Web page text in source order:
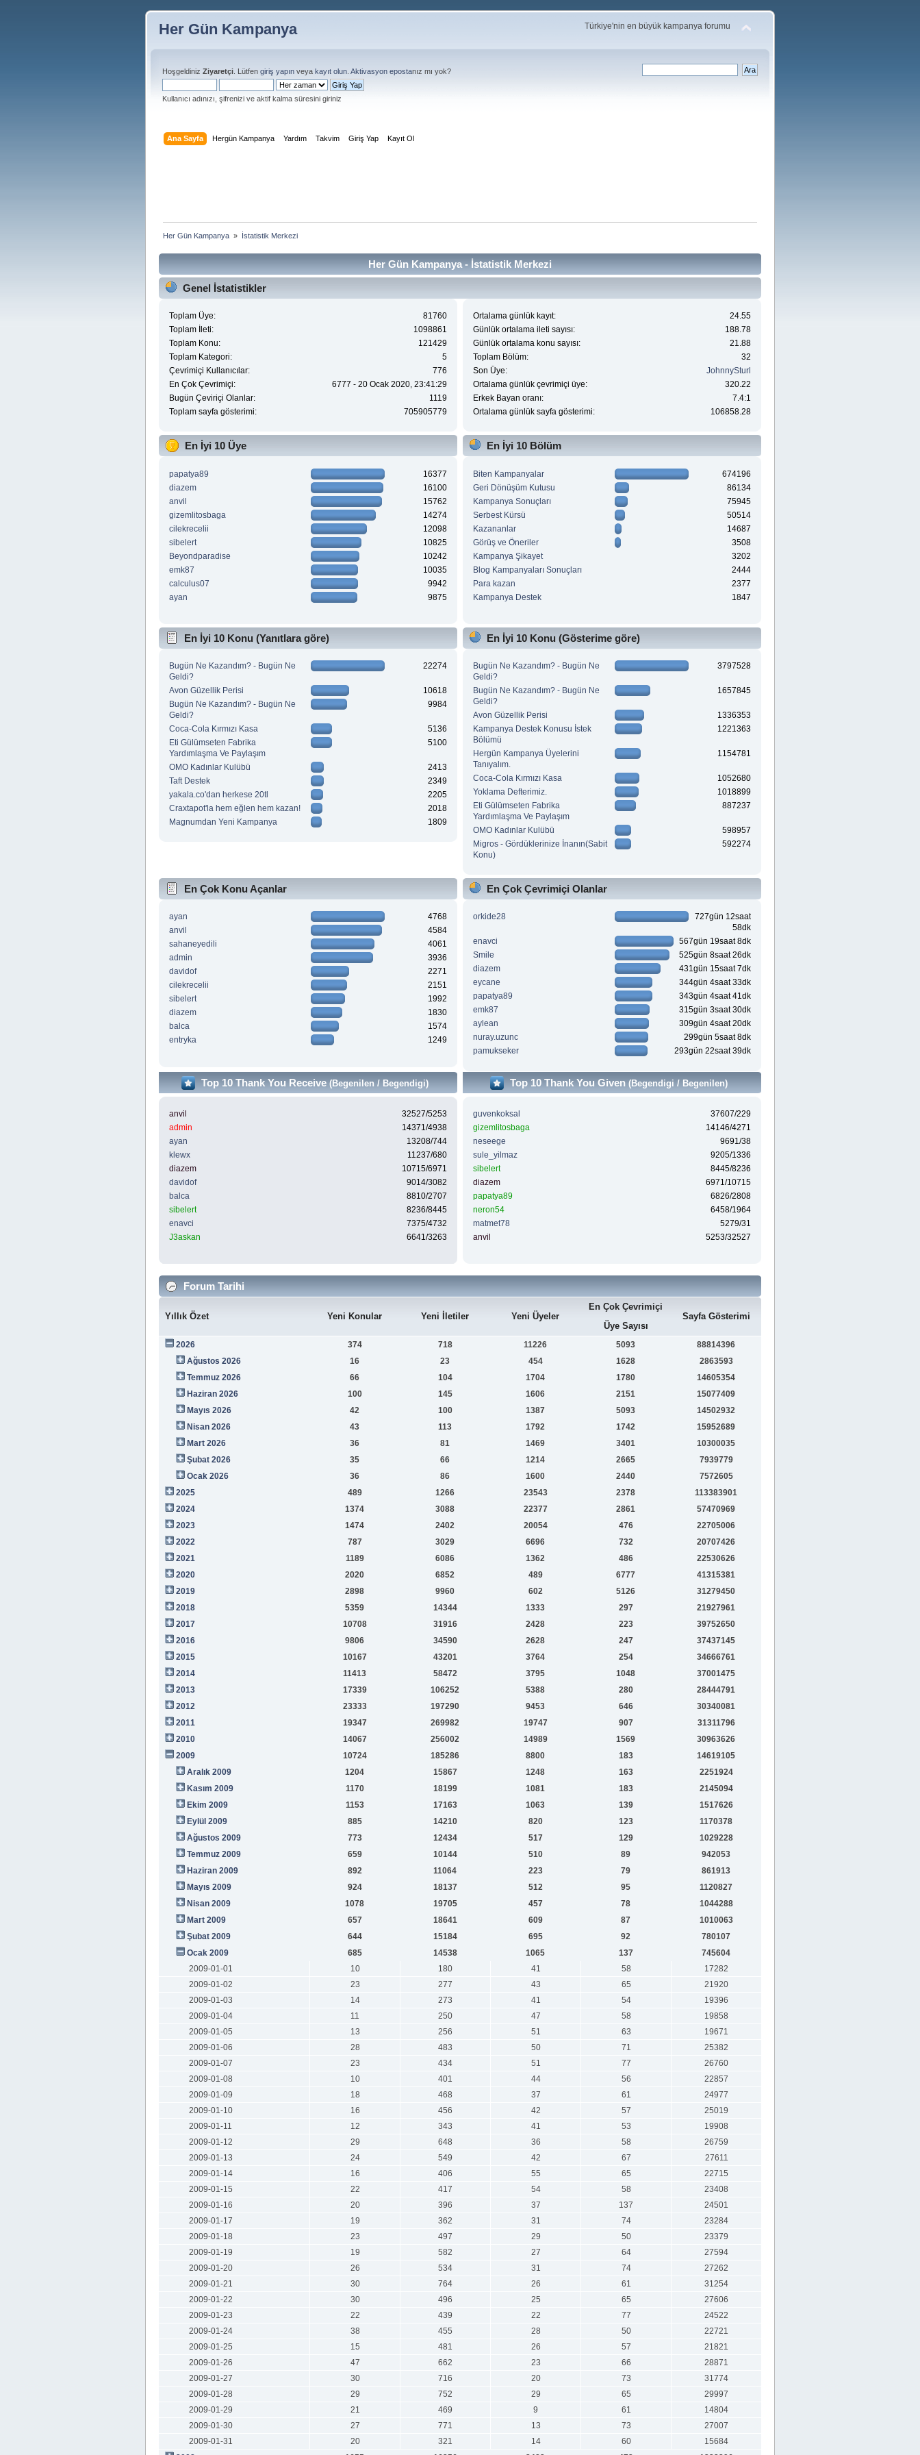
Her Gün Kampanya Türkiye'nin en büyük kampanya forumu
Hoşgeldiniz Ziyaretçi . Lütfen giriş yapın veya kayıt olun Aktivasyon epostanız mı yok?
Kullanıcı adınızı, şifrenizi ve aktif kalma süresini giriniz
Ana Sayfa Hergün Kampanya Yardım Takvim Giriş Yap Kayıt Ol
Her Gün Kampanya » İstatistik Merkezi
Her Gün Kampanya - İstatistik Merkezi
Genel İstatistikler
Toplam Üye:
81760
Toplam İleti:
1098861
Toplam Konu:
121429
Toplam Kategori:
5
Çevrimiçi Kullanıcılar:
776
En Çok Çevrimiçi:
6777 - 20 Ocak 2020, 23:41:29
Bugün Çeviriçi Olanlar:
1119
Toplam sayfa gösterimi:
705905779
Ortalama günlük kayıt:
24.55
Günlük ortalama ileti sayısı:
188.78
Günlük ortalama konu sayısı:
21.88
Toplam Bölüm:
32
Son Üye:
JohnnySturl
Ortalama günlük çevrimiçi üye:
320.22
Erkek Bayan oranı:
7.4:1
Ortalama günlük sayfa gösterimi:
106858.28
En İyi 10 Üye
papatya89
16377
diazem
16100
anvil
15762
gizemlitosbaga
14274
cilekrecelii
12098
sibelert
10825
Beyondparadise
10242
emk87
10035
calculus07
9942
ayan
9875
En İyi 10 Bölüm
Biten Kampanyalar
674196
Geri Dönüşüm Kutusu
86134
Kampanya Sonuçları
75945
Serbest Kürsü
50514
Kazananlar
14687
Görüş ve Öneriler
3508
Kampanya Şikayet
3202
Blog Kampanyaları Sonuçları
2444
Para kazan
2377
Kampanya Destek
1847
En İyi 10 Konu (Yanıtlara göre)
Bugün Ne Kazandım? - Bugün Ne
Geldi?
22274
Avon Güzellik Perisi
10618
Bugün Ne Kazandım? - Bugün Ne
Geldi?
9984
Coca-Cola Kırmızı Kasa
5136
Eti Gülümseten Fabrika
Yardımlaşma Ve Paylaşım
5100
OMO Kadınlar Kulübü
2413
Taft Destek
2349
yakala.co'dan herkese 20tl
2205
Craxtapot'la hem eğlen hem kazan!
2018
Magnumdan Yeni Kampanya
1809
En İyi 10 Konu (Gösterime göre)
Bugün Ne Kazandım? - Bugün Ne
Geldi?
3797528
Bugün Ne Kazandım? - Bugün Ne
Geldi?
1657845
Avon Güzellik Perisi
1336353
Kampanya Destek Konusu İstek
Bölümü
1221363
Hergün Kampanya Üyelerini
Tanıyalım.
1154781
Coca-Cola Kırmızı Kasa
1052680
Yoklama Defterimiz.
1018899
Eti Gülümseten Fabrika
Yardımlaşma Ve Paylaşım
887237
OMO Kadınlar Kulübü
598957
Migros - Gördüklerinize İnanın(Sabit
Konu)
592274
En Çok Konu Açanlar
ayan
4768
anvil
4584
sahaneyedili
4061
admin
3936
davidof
2271
cilekrecelii
2151
sibelert
1992
diazem
1830
balca
1574
entryka
1249
En Çok Çevrimiçi Olanlar
orkide28
727gün 12saat
58dk
enavci
567gün 19saat 8dk
Smile
525gün 8saat 26dk
diazem
431gün 15saat 7dk
eycane
344gün 4saat 33dk
papatya89
343gün 4saat 41dk
emk87
315gün 3saat 30dk
aylean
309gün 4saat 20dk
nuray.uzunc
299gün 5saat 8dk
pamukseker
293gün 22saat 39dk
Top 10 Thank You Receive (Begenilen / Begendigi)
anvil
32527/5253
admin
14371/4938
ayan
13208/744
klewx
11237/680
diazem
10715/6971
davidof
9014/3082
balca
8810/2707
sibelert
8236/8445
enavci
7375/4732
J3askan
6641/3263
Top 10 Thank You Given(Begendigi / Begenilen)
guvenkoksal
37607/229
gizemlitosbaga
14146/4271
neseege
9691/38
sule_yilmaz
9205/1336
sibelert
8445/8236
diazem
6971/10715
papatya89
6826/2808
neron54
6458/1964
matmet78
5279/31
anvil
5253/32527
Forum Tarihi
Yıllık Özet Yeni Konular Yeni İletiler Yeni Üyeler
En Çok Çevrimiçi
Üye Sayısı
Sayfa Gösterimi
2026 374 718 11226 5093
88814396
Ağustos 2026
16 23 454 1628
2863593
Temmuz 2026
66 104 1704 1780
14605354
Haziran 2026
100 145 1606 2151
15077409
Mayıs 2026
42 100 1387 5093
14502932
Nisan 2026
43 113 1792 1742
15952689
Mart 2026
36 81 1469 3401
10300035
Şubat 2026
35 66 1214 2665
7939779
Ocak 2026
36 86 1600 2440
7572605
2025
489 1266 23543 2378
113383901
2024
1374 3088 22377 2861
57470969
2023
1474 2402 20054 476
22705006
2022
787 3029 6696 732
20707426
2021
1189 6086 1362 486
22530626
2020
2020 6852 489 6777
41315381
2019
2898 9960 602 5126
31279450
2018
5359 14344 1333 297
21927961
2017
10708 31916 2428 223
39752650
2016
9806 34590 2628 247
37437145
2015
10167 43201 3764 254
34666761
2014
11413 58472 3795 1048
37001475
2013
17339 106252 5388 280
28444791
2012
23333 197290 9453 646
30340081
2011
19347 269982 19747 907
31311796
2010
14067 256002 14989 1569
30963626
2009
10724 185286 8800 183
14619105
Aralık 2009
1204 15867 1248 163
2251924
Kasım 2009
1170 18199 1081 183
2145094
Ekim 2009
1153 17163 1063 139
1517626
Eylül 2009
885 14210 820 123
1170378
Ağustos 2009
773 12434 517 129
1029228
Temmuz 2009
659 10144 510 89
942053
Haziran 2009
892 11064 223 79
861913
Mayıs 2009
924 18137 512 95
1120827
Nisan 2009
1078 19705 457 78
1044288
Mart 2009
657 18641 609 87
1010063
Şubat 2009
644 15184 695 92
780107
Ocak 2009
685 14538 1065 137
745604
2009-01-01
10 180 41 58
17282
2009-01-02
23 277 43 65
21920
2009-01-03
14 273 41 54
19396
2009-01-04
11 250 47 58
19858
2009-01-05
13 256 51 63
19671
2009-01-06
28 483 50 71
25382
2009-01-07
23 434 51 77
26760
2009-01-08
10 401 44 56
22857
2009-01-09
18 468 37 61
24977
2009-01-10
16 456 42 57
25019
2009-01-11
12 343 41 53
19908
2009-01-12
29 648 36 58
26759
2009-01-13
24 549 42 67
27611
2009-01-14
16 406 55 65
22715
2009-01-15
22 417 54 58
23408
2009-01-16
20 396 37 137
24501
2009-01-17
19 362 31 74
23284
2009-01-18
23 497 29 50
23379
2009-01-19
19 582 27 64
27594
2009-01-20
26 534 31 74
27262
2009-01-21
30 764 26 61
31254
2009-01-22
30 496 25 65
27606
2009-01-23
22 439 22 77
24522
2009-01-24
38 455 28 50
22721
2009-01-25
15 481 26 57
21821
2009-01-26
47 662 23 66
28871
2009-01-27
30 716 20 73
31774
2009-01-28
29 752 29 65
29997
2009-01-29
21 469 9 61
14804
2009-01-30
27 771 13 73
27007
2009-01-31
20 321 14 60
15684